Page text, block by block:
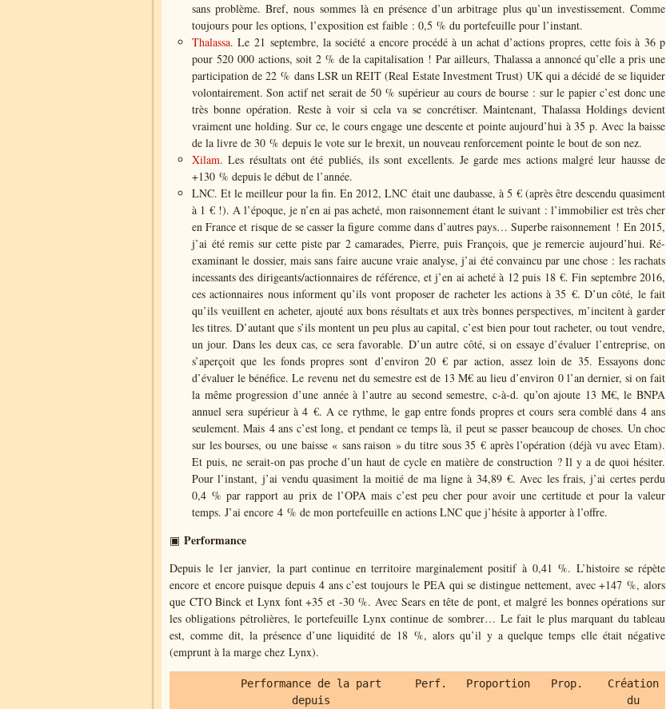
sans problème. Bref, nous sommes là en présence d’un arbitrage plus qu’un investissement. Comme
toujours pour les options, l’exposition est faible : 0,5 % du portefeuille pour l’instant.
Thalassa. Le 21 septembre, la société a encore procédé à un achat d’actions propres, cette fois à 36 p
pour 520 000 actions, soit 2 % de la capitalisation ! Par ailleurs, Thalassa a annoncé qu’elle a pris une
participation de 22 % dans LSR un REIT (Real Estate Investment Trust) UK qui a décidé de se liquider
volontairement. Son actif net serait de 50 % supérieur au cours de bourse : sur le papier c’est donc une
très bonne opération. Reste à voir si cela va se concrétiser. Maintenant, Thalassa Holdings devient
vraiment une holding. Sur ce, le cours engage une descente et pointe aujourd’hui à 35 p. Avec la baisse
de la livre de 30 % depuis le vote sur le brexit, un nouveau renforcement pointe le bout de son nez.
Xilam. Les résultats ont été publiés, ils sont excellents. Je garde mes actions malgré leur hausse de
+130 % depuis le début de l’année.
LNC. Et le meilleur pour la fin. En 2012, LNC était une daubasse, à 5 € (après être descendu quasiment
à 1 € !). A l’époque, je n’en ai pas acheté, mon raisonnement étant le suivant : l’immobilier est très cher
en France et risque de se casser la figure comme dans d’autres pays… Superbe raisonnement ! En 2015,
j’ai été remis sur cette piste par 2 camarades, Pierre, puis François, que je remercie aujourd’hui. Ré-
examinant le dossier, mais sans faire aucune vraie analyse, j’ai été convaincu par une chose : les rachats
incessants des dirigeants/actionnaires de référence, et j’en ai acheté à 12 puis 18 €. Fin septembre 2016,
ces actionnaires nous informent qu’ils vont proposer de racheter les actions à 35 €. D’un côté, le fait
qu’ils veuillent en acheter, ajouté aux bons résultats et aux très bonnes perspectives, m’incitent à garder
les titres. D’autant que s’ils montent un peu plus au capital, c’est bien pour tout racheter, ou tout vendre,
un jour. Dans les deux cas, ce sera favorable. D’un autre côté, si on essaye d’évaluer l’entreprise, on
s’aperçoit que les fonds propres sont d’environ 20 € par action, assez loin de 35. Essayons donc
d’évaluer le bénéfice. Le revenu net du semestre est de 13 M€ au lieu d’environ 0 l’an dernier, si on fait
la même progression d’une année à l’autre au second semestre, c-à-d. qu’on ajoute 13 M€, le BNPA
annuel sera supérieur à 4 €. A ce rythme, le gap entre fonds propres et cours sera comblé dans 4 ans
seulement. Mais 4 ans c’est long, et pendant ce temps là, il peut se passer beaucoup de choses. Un choc
sur les bourses, ou une baisse « sans raison » du titre sous 35 € après l’opération (déjà vu avec Etam).
Et puis, ne serait-on pas proche d’un haut de cycle en matière de construction ? Il y a de quoi hésiter.
Pour l’instant, j’ai vendu quasiment la moitié de ma ligne à 34,89 €. Avec les frais, j’ai certes perdu
0,4 % par rapport au prix de l’OPA mais c’est peu cher pour avoir une certitude et pour la valeur
temps. J’ai encore 4 % de mon portefeuille en actions LNC que j’hésite à apporter à l’offre.
▣ Performance
Depuis le 1er janvier, la part continue en territoire marginalement positif à 0,41 %. L’histoire se répète
encore et encore puisque depuis 4 ans c’est toujours le PEA qui se distingue nettement, avec +147 %, alors
que CTO Binck et Lynx font +35 et -30 %. Avec Sears en tête de pont, et malgré les bonnes opérations sur
les obligations pétrolières, le portefeuille Lynx continue de sombrer… Le fait le plus marquant du tableau
est, comme dit, la présence d’une liquidité de 18 %, alors qu’il y a quelque temps elle était négative
(emprunt à la marge chez Lynx).
Performance de la part
depuis
Perf. Proportion Prop.
Création
du